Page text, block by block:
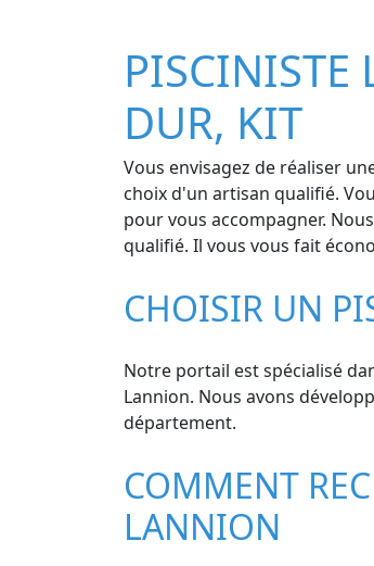
PISCINISTE
DUR, KIT
Vous envisagez de réaliser
choix d'un artisan qualifié.
pour vous accompagner.
qualifié. Il vous vous fait
CHOISIR UN
Notre portail est spécialisé
Lannion. Nous avons
département.
COMMENT
LANNION